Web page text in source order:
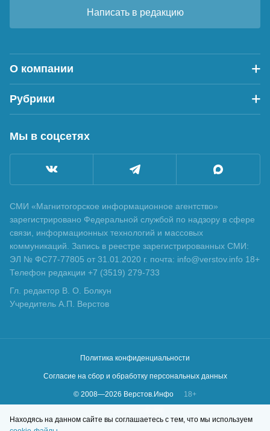
Написать в редакцию
О компании
Рубрики
Мы в соцсетях
СМИ «Магнитогорское информационное агентство»
зарегистрировано Федеральной службой по надзору в сфере
связи, информационных технологий и массовых
коммуникаций. Запись в реестре зарегистрированных СМИ:
ЭЛ № ФС77-77805 от 31.01.2020 г. почта: info@verstov.info 18+
Телефон редакции +7 (3519) 279-733
Гл. редактор В. О. Болкун
Учредитель А.П. Верстов
Политика конфиденциальности
Согласие на сбор и обработку персональных данных
© 2008—2026 Верстов.Инфо
18+
Находясь на данном сайте вы соглашаетесь с тем, что мы используем